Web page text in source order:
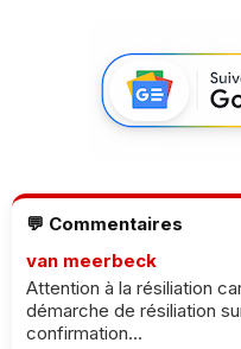
💬 Commentaires
van meerbeck
Attention à la résiliation
démarche de résiliation
confirmation...